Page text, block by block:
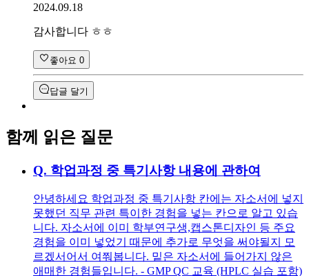
2024.09.18
감사합니다 ㅎㅎ
좋아요 0
답글 달기
함께 읽은 질문
Q. 학업과정 중 특기사항 내용에 관하여
안녕하세요 학업과정 중 특기사항 칸에는 자소서에 넣지
못했던 직무 관련 특이한 경험을 넣는 칸으로 알고 있습
니다. 자소서에 이미 학부연구생,캡스톤디자인 등 주요
경험을 이미 넣었기 때문에 추가로 무엇을 써야될지 모
르겠서어서 여쭤봅니다. 밑은 자소서에 들어가지 않은
애매한 경험들입니다. - GMP QC 교육 (HPLC 실습 포함)